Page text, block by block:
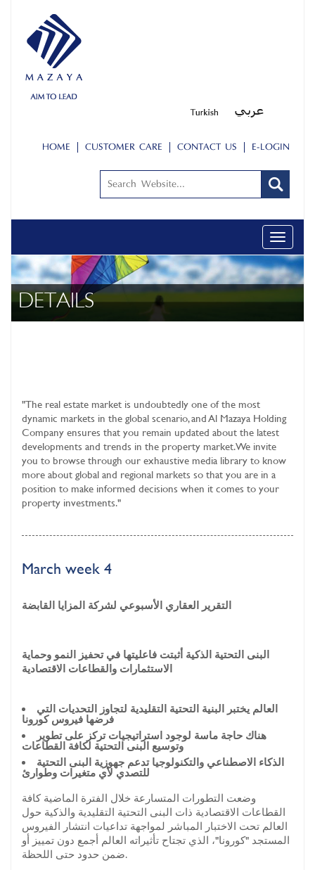
HOME CUSTOMER CARE CONTACT US E-LOGIN
Toggle
DETAILS
"The real estate market is undoubtedly one of the most
dynamic markets in the global scenario, and Al Mazaya Holding
Company ensures that you remain updated about the latest
developments and trends in the property market. We invite
you to browse through our exhaustive media library to know
more about global and regional markets so that you are in a
position to make informed decisions when it comes to your
property investments."
March week 4
التقرير العقاري الأسبوعي لشركة المزايا القابضة
البنى التحتية الذكية أثبتت فاعليتها في تحفيز النمو وحماية
الاستثمارات والقطاعات الاقتصادية
العالم يختبر البنية التحتية التقليدية لتجاوز التحديات التي
فرضها فيروس كورونا
هناك حاجة ماسة لوجود استراتيجيات تركز على تطوير
وتوسيع البنى التحتية لكافة القطاعات
الذكاء الاصطناعي والتكنولوجيا تدعم جهوزية البنى التحتية
للتصدي لأي متغيرات وطوارئ
وضعت التطورات المتسارعة خلال الفترة الماضية كافة
القطاعات الاقتصادية ذات البنى التحتية التقليدية والذكية حول
العالم تحت الاختبار المباشر لمواجهة تداعيات انتشار الفيروس
المستجد "كورونا"، الذي تجتاح تأثيراته العالم أجمع دون تمييز أو
ضمن حدود حتى اللحظة.